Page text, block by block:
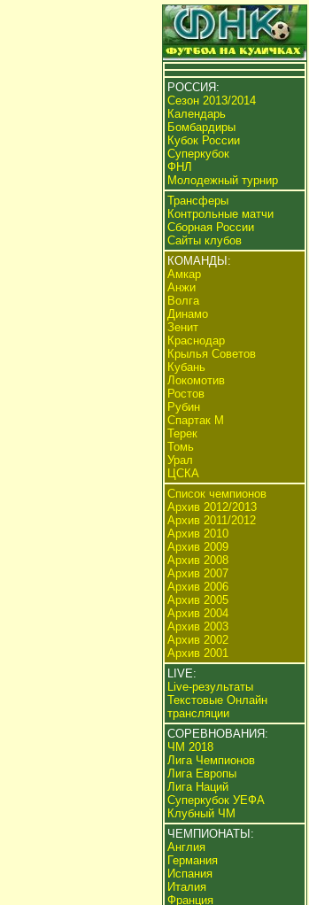
РОССИЯ:
Сезон 2013/2014
Календарь
Бомбардиры
Кубок России
Суперкубок
ФНЛ
Молодежный турнир
Трансферы
Контрольные матчи
Сборная России
Сайты клубов
КОМАНДЫ:
Амкар
Анжи
Волга
Динамо
Зенит
Краснодар
Крылья Советов
Кубань
Локомотив
Ростов
Рубин
Спартак М
Терек
Томь
Урал
ЦСКА
Список чемпионов
Архив 2012/2013
Архив 2011/2012
Архив 2010
Архив 2009
Архив 2008
Архив 2007
Архив 2006
Архив 2005
Архив 2004
Архив 2003
Архив 2002
Архив 2001
LIVE:
Live-результаты
Текстовые Онлайн
трансляции
СОРЕВНОВАНИЯ:
ЧМ 2018
Лига Чемпионов
Лига Европы
Лига Наций
Суперкубок УЕФА
Клубный ЧМ
ЧЕМПИОНАТЫ:
Англия
Германия
Испания
Италия
Франция